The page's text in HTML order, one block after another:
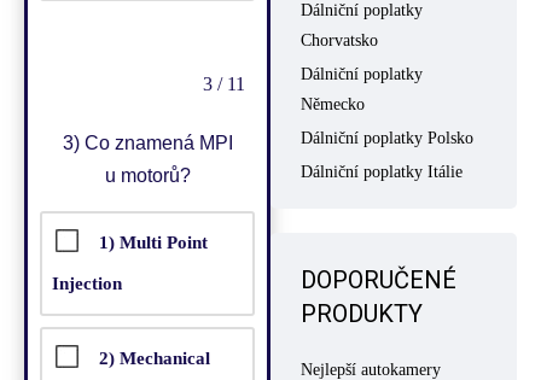
3 / 11
3) Co znamená MPI
u motorů?
1) Multi Point
Injection
2) Mechanical
Dálniční poplatky
Chorvatsko
Dálniční poplatky
Německo
Dálniční poplatky Polsko
Dálniční poplatky Itálie
DOPORUČENÉ
PRODUKTY
Nejlepší autokamery